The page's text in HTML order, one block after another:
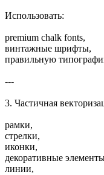
Использовать:
premium chalk fonts,
винтажные шрифты,
правильную
---
3. Частичная
рамки,
стрелки,
иконки,
декоративные
линии,